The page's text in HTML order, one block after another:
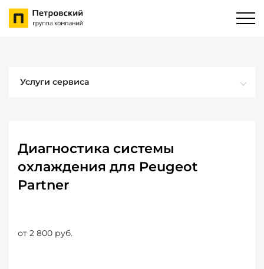
Услуги сервиса
Диагностика системы
охлаждения для Peugeot
Partner
от 2 800 руб.